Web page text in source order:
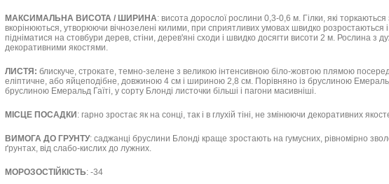
МАКСИМАЛЬНА ВИСОТА / ШИРИНА: висота дорослої рослини 0,3-0,6 м. Гілки, які
вкорінюються, утворюючи вічнозелені килими, при сприятливих умовах швидко розростаються
підніматися на стовбури дерев, стіни, дерев'яні сходи і швидко досягти висоти 2 м. Рослина з
декоративними якостями.
ЛИСТЯ: блискуче, строкате, темно-зелене з великою інтенсивною біло-жовтою плямою
еліптичне, або яйцеподібне, довжиною 4 см і шириною 2,8 см. Порівняно із бруслиною
бруслиною Емеральд Гаїті, у сорту Блонді листочки більші і пагони масивніші.
МІСЦЕ ПОСАДКИ : гарно зростає як на сонці, так і в глухій тіні, не змінюючи декоративних
ВИМОГА ДО ГРУНТУ: саджанці бруслини Блонді краще зростають на гумусних, рівномірно
ґрунтах, від слабо-кислих до лужних.
МОРОЗОСТІЙКІСТЬ: -34